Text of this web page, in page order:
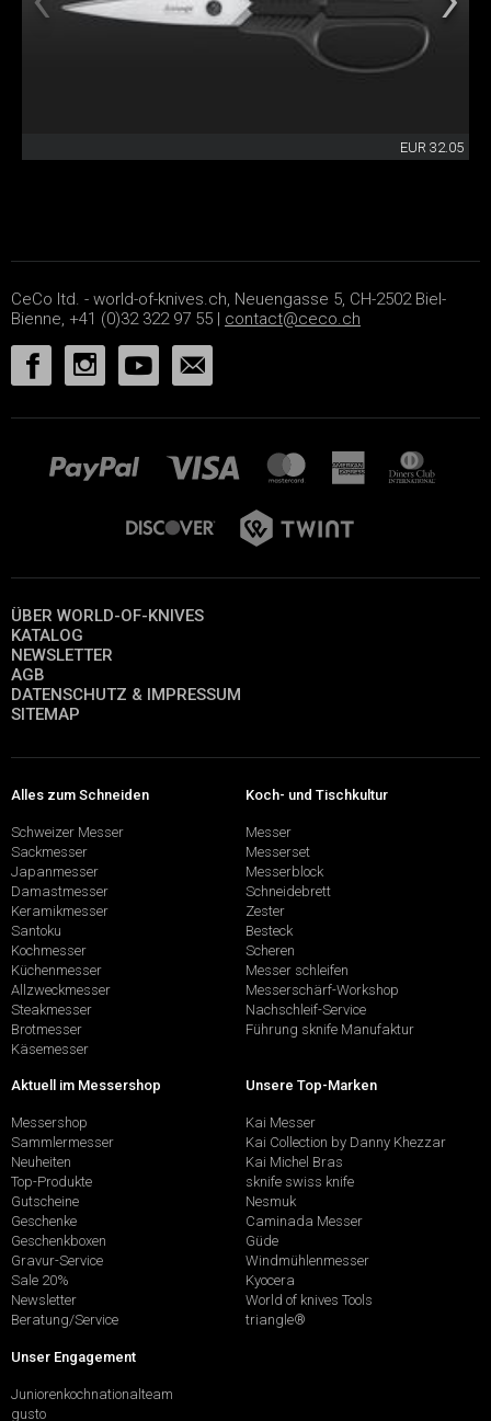
EUR 32.05
CeCo ltd. - world-of-knives.ch, Neuengasse 5, CH-2502 Biel-
Bienne, +41 (0)32 322 97 55 | contact@ceco.ch
ÜBER WORLD-OF-KNIVES
KATALOG
NEWSLETTER
AGB
DATENSCHUTZ & IMPRESSUM
SITEMAP
Alles zum Schneiden
Schweizer Messer
Sackmesser
Japanmesser
Damastmesser
Keramikmesser
Santoku
Kochmesser
Küchenmesser
Allzweckmesser
Steakmesser
Brotmesser
Käsemesser
Koch- und Tischkultur
Messer
Messerset
Messerblock
Schneidebrett
Zester
Besteck
Scheren
Messer schleifen
Messerschärf-Workshop
Nachschleif-Service
Führung sknife Manufaktur
Aktuell im Messershop
Messershop
Sammlermesser
Neuheiten
Top-Produkte
Gutscheine
Geschenke
Geschenkboxen
Gravur-Service
Sale 20%
Newsletter
Beratung/Service
Unsere Top-Marken
Kai Messer
Kai Collection by Danny Khezzar
Kai Michel Bras
sknife swiss knife
Nesmuk
Caminada Messer
Güde
Windmühlenmesser
Kyocera
World of knives Tools
triangle®
Unser Engagement
Juniorenkochnationalteam
gusto